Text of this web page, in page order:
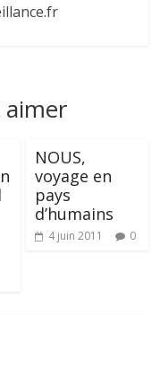
aimer
NOUS,
voyage en
pays
d’humains
4 juin 2011 0